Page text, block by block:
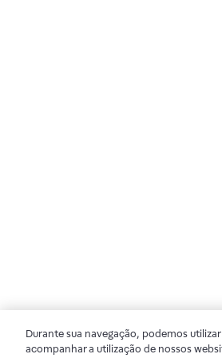
Durante sua navegação, podemos
acompanhar a utilização de nossos